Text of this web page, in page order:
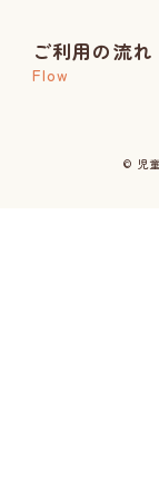
ご利用の流れ
Flow
© 児